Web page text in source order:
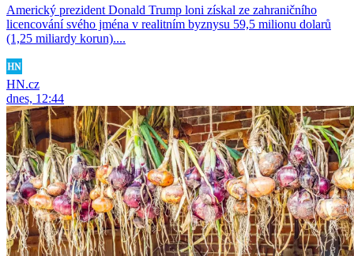
Americký prezident Donald Trump loni získal ze zahraničního
licencování svého jména v realitním byznysu 59,5 milionu dolarů
(1,25 miliardy korun)....
HN.cz
dnes, 12:44